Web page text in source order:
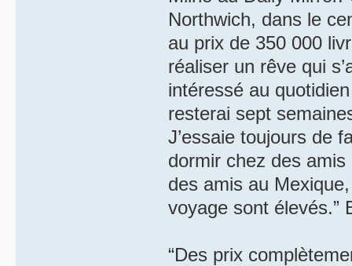
Northwich, dans le
au prix de 350 000
réaliser un rêve qui
intéressé au
resterai sept
J’essaie toujours de
dormir chez des amis
des amis au
voyage sont élevés.”
“Des prix